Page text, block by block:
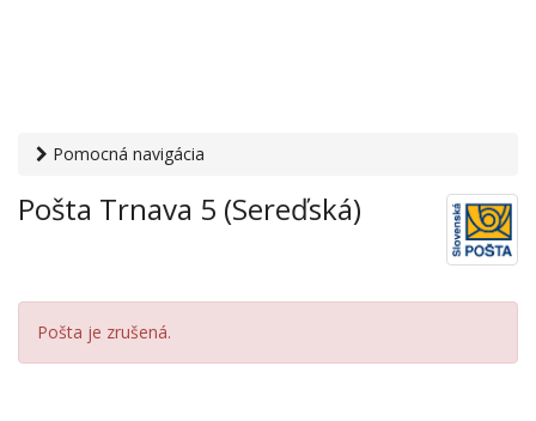
Pomocná navigácia
služby› Pošty› Pošta Trnava 5 (Sereďská)
Pošta Trnava 5 (Sereďská)
Pošta je zrušená.